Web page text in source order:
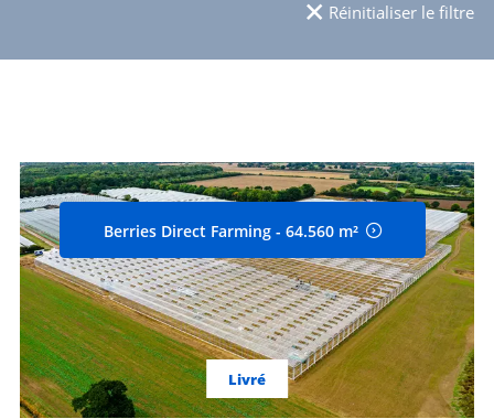
Réinitialiser le filtre
Berries Direct Farming - 64.560 m²
Livré